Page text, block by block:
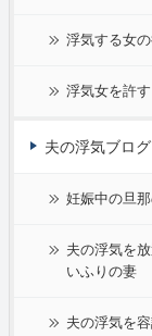
浮気する女
浮気女を許
夫の浮気ブログ
妊娠中の旦
夫の浮気を
いふりの妻
夫の浮気を